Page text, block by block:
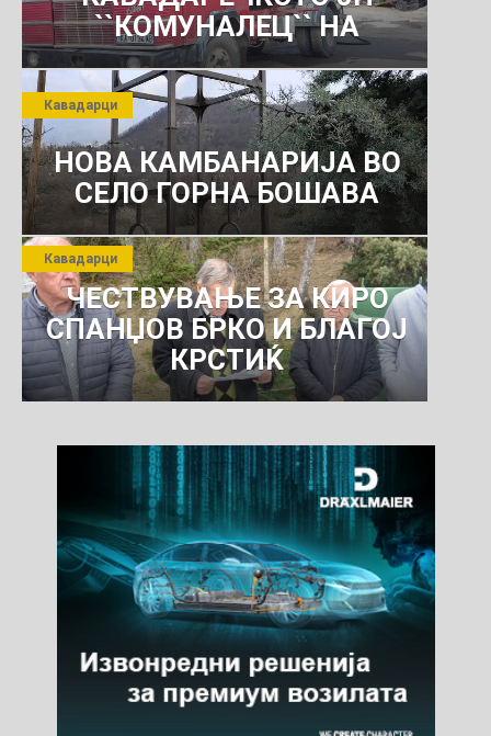
``КОМУНАЛЕЦ`` НА
РОСОМАНСКОТО ЈАВНО
ПРЕТПРИЈАТИЕ ЗА
КОМУНАЛНО УСЛУГИ
НОВА КАМБАНАРИЈА ВО
СЕЛО ГОРНА БОШАВА
Кавадарци
ЧЕСТВУВАЊЕ ЗА КИРО
СПАНЏОВ БРКО И БЛАГОЈ
КРСТИЌ
Кавадарци